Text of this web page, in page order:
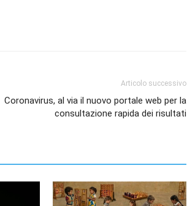
Articolo successivo
Coronavirus, al via il nuovo portale web per la
consultazione rapida dei risultati